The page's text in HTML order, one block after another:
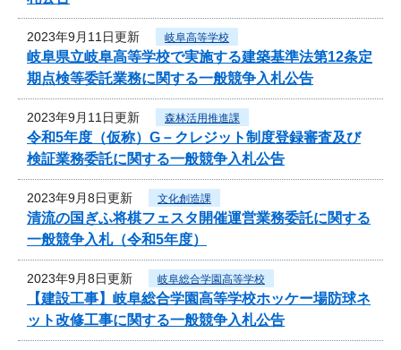
2023年9月11日更新 岐阜高等学校
岐阜県立岐阜高等学校で実施する建築基準法第12条定
期点検等委託業務に関する一般競争入札公告
2023年9月11日更新 森林活用推進課
令和5年度（仮称）G－クレジット制度登録審査及び
検証業務委託に関する一般競争入札公告
2023年9月8日更新 文化創造課
清流の国ぎふ将棋フェスタ開催運営業務委託に関する
一般競争入札（令和5年度）
2023年9月8日更新 岐阜総合学園高等学校
【建設工事】岐阜総合学園高等学校ホッケー場防球ネ
ット改修工事に関する一般競争入札公告